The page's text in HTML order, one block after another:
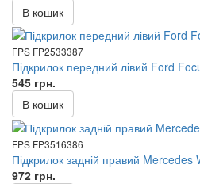
В кошик
FPS FP2533387
Підкрилок передний лівий Ford
545 грн.
В кошик
FPS FP3516386
Підкрилок задній правий
972 грн.